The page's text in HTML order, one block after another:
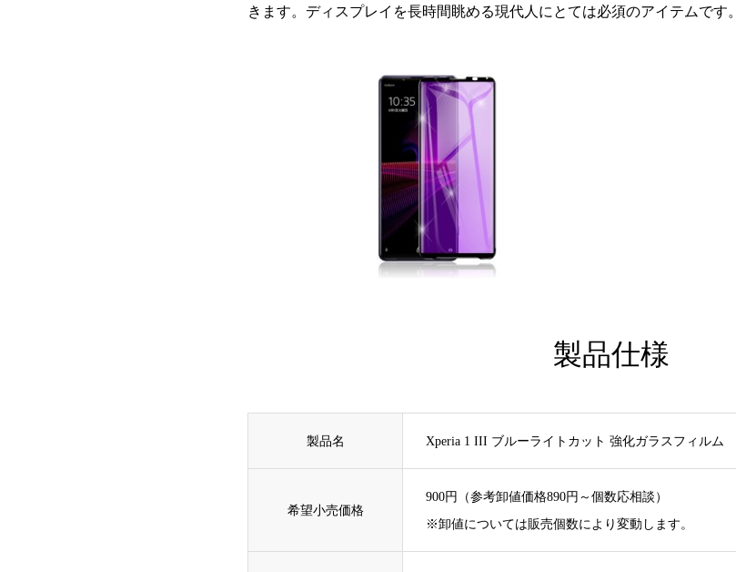
きます。ディスプレイを長時間眺める現代人にとては必須のアイテムです。
製品仕様
製品名 Xperia 1 III ブルーライトカット 強化ガラスフィルム
希望小売価格
900円（参考卸値価格890円～個数応相談）
※卸値については販売個数により変動します。